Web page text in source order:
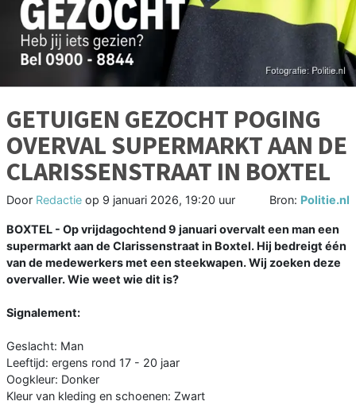
GETUIGEN GEZOCHT POGING
OVERVAL SUPERMARKT AAN DE
CLARISSENSTRAAT IN BOXTEL
Door Redactie op 9 januari 2026, 19:20 uur Bron: Politie.nl
BOXTEL - Op vrijdagochtend 9 januari overvalt een man een
supermarkt aan de Clarissenstraat in Boxtel. Hij bedreigt één
van de medewerkers met een steekwapen. Wij zoeken deze
overvaller. Wie weet wie dit is?
Signalement:
Geslacht: Man
Leeftijd: ergens rond 17 - 20 jaar
Oogkleur: Donker
Kleur van kleding en schoenen: Zwart